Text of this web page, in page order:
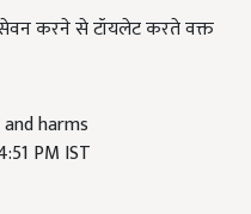
करने से टॉयलेट करते वक्त
harms
PM IST